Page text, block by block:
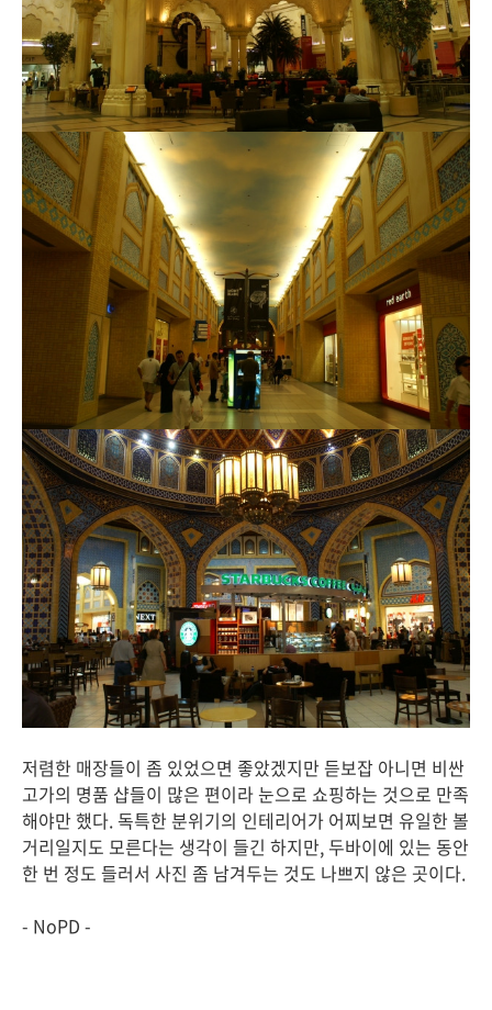
저렴한 매장들이 좀 있었으면 좋았겠지만 듣보잡 아니면 비싼
고가의 명품 샵들이 많은 편이라 눈으로 쇼핑하는 것으로 만족
해야만 했다. 독특한 분위기의 인테리어가 어찌보면 유일한 볼
거리일지도 모른다는 생각이 들긴 하지만, 두바이에 있는 동안
한 번 정도 들러서 사진 좀 남겨두는 것도 나쁘지 않은 곳이다.
- NoPD -